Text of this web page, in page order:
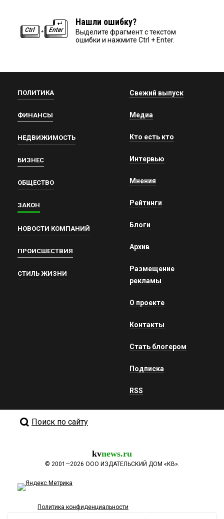
Нашли ошибку?
Выделите фрагмент с текстом
ошибки и нажмите Ctrl + Enter.
ПОЛИТИКА
ФИНАНСЫ
НЕДВИЖИМОСТЬ
БИЗНЕС
ОБЩЕСТВО
ЗАКОН
НОВОСТИ КОМПАНИЙ
ПРОИСШЕСТВИЯ
СТИЛЬ ЖИЗНИ
Свежий выпуск
Медиа
Кто есть кто
Интервью
Мнения
Рейтинги
Блоги
Архив
Размещение
рекламы
О проекте
Контакты
Стать блогером
Подписка
RSS
Поиск по сайту
kvnews.ru
© 2001—2026 ООО ИЗДАТЕЛЬСКИЙ ДОМ «КВ».
Политика конфиденциальности